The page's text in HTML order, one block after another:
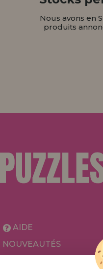
Nous avons en
produits
AIDE
NOUVEAUTÉS
PROMOTIONS ET